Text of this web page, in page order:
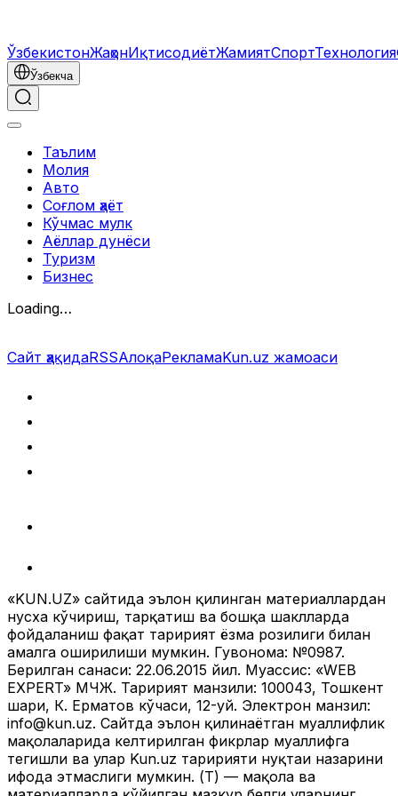
ЎзбекистонЖаҳонИқтисодиётЖамиятСпортТехнология
Ўзбекча
Таълим
Молия
Авто
Соғлом ҳаёт
Кўчмас мулк
Аёллар дунёси
Туризм
Бизнес
Loading…
Сайт ҳақидаRSSАлоқаРекламаKun.uz жамоаси
«KUN.UZ» сайтида эълон қилинган материаллардан
нусха кўчириш, тарқатиш ва бошқа шаклларда
фойдаланиш фақат таҳририят ёзма розилиги билан
амалга оширилиши мумкин. Гувоҳнома: №0987.
Берилган санаси: 22.06.2015 йил. Муассис: «WEB
EXPERT» МЧЖ. Таҳририят манзили: 100043, Тошкент
шаҳри, К. Ерматов кўчаси, 12-уй. Электрон манзил:
info@kun.uz. Сайтда эълон қилинаётган муаллифлик
мақолаларида келтирилган фикрлар муаллифга
тегишли ва улар Kun.uz таҳририяти нуқтаи назарини
ифода этмаслиги мумкин. (Т) — мақола ва